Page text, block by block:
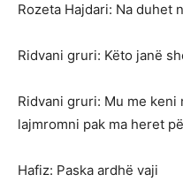
Rozeta Hajdari: Na duhet
Ridvani gruri: Këto janë
Ridvani gruri: Mu me
lajmromni pak ma heret
Hafiz: Paska ardhë vaji